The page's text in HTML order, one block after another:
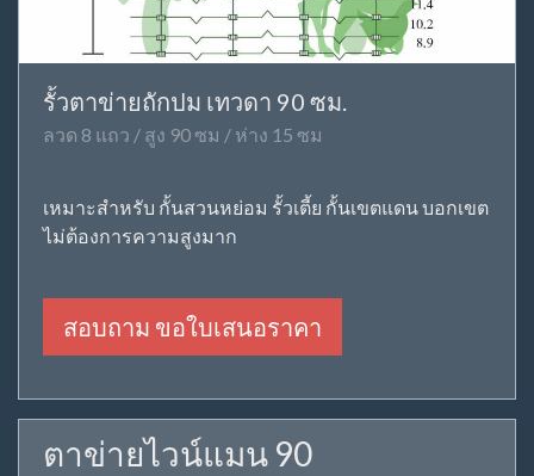
รั้วตาข่ายถักปม เทวดา 90 ซม.
ลวด 8 แถว / สูง 90 ซม / ห่าง 15 ซม
เหมาะสำหรับ กั้นสวนหย่อม รั้วเตี้ย กั้นเขตแดน บอกเขต
ไม่ต้องการความสูงมาก
สอบถาม ขอใบเสนอราคา
ตาข่ายไวน์แมน 90